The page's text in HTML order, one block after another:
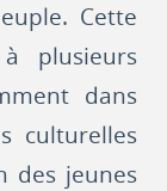
Cette
plusieurs
dans
culturelles
des jeunes